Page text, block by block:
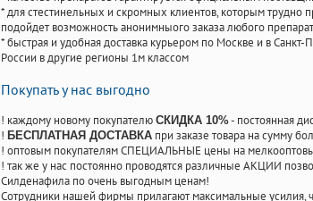
* для стестинельных и скромных клиентов, которым трудно
подойдет возможность анонимныого заказа любого
* быстрая и удобная доставка курьером по Москве и в
России в другие регионы 1м классом
Покупать у нас выгодно
! каждому новому покупателю СКИДКА 10%- постоянная
! БЕСПЛАТНАЯ ДОСТАВКА при заказе товара на сумму
! оптовым покупателям СПЕЦИАЛЬНЫЕ цены на
! так же у нас постоянно проводятся различные АКЦИИ
Силденафила по очень выгодным ценам!
Cотрудники нашей фирмы прилагают максимальные усилия,